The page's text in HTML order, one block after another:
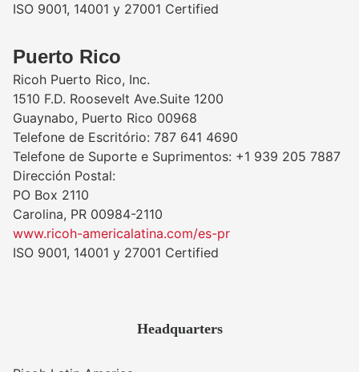
ISO 9001, 14001 y 27001 Certified
Puerto Rico
Ricoh Puerto Rico, Inc.
1510 F.D. Roosevelt Ave.Suite 1200
Guaynabo, Puerto Rico 00968
Telefone de Escritório: 787 641 4690
Telefone de Suporte e Suprimentos: +1 939 205 7887
Dirección Postal:
PO Box 2110
Carolina, PR 00984-2110
www.ricoh-americalatina.com/es-pr
ISO 9001, 14001 y 27001 Certified
Headquarters